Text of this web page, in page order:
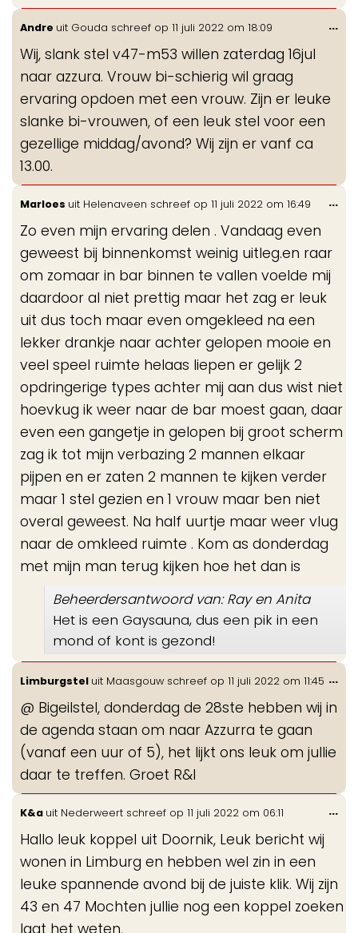
Andre uit Gouda schreef op 11 juli 2022 om 18:09
Wij, slank stel v47-m53 willen zaterdag 16jul
naar azzura. Vrouw bi-schierig wil graag
ervaring opdoen met een vrouw. Zijn er leuke
slanke bi-vrouwen, of een leuk stel voor een
gezellige middag/avond? Wij zijn er vanf ca
13.00.
...
Marloes uit Helenaveen schreef op 11 juli 2022 om 16:49
Zo even mijn ervaring delen . Vandaag even
geweest bij binnenkomst weinig uitleg.en raar
om zomaar in bar binnen te vallen voelde mij
daardoor al niet prettig maar het zag er leuk
uit dus toch maar even omgekleed na een
lekker drankje naar achter gelopen mooie en
veel speel ruimte helaas liepen er gelijk 2
opdringerige types achter mij aan dus wist niet
hoevkug ik weer naar de bar moest gaan, daar
even een gangetje in gelopen bij groot scherm
zag ik tot mijn verbazing 2 mannen elkaar
pijpen en er zaten 2 mannen te kijken verder
maar 1 stel gezien en 1 vrouw maar ben niet
overal geweest. Na half uurtje maar weer vlug
naar de omkleed ruimte . Kom as donderdag
met mijn man terug kijken hoe het dan is
Beheerdersantwoord van: Ray en Anita
Het is een Gaysauna, dus een pik in een
mond of kont is gezond!
...
Limburgstel uit Maasgouw schreef op 11 juli 2022 om 11:45
@ Bigeilstel, donderdag de 28ste hebben wij in
de agenda staan om naar Azzurra te gaan
(vanaf een uur of 5), het lijkt ons leuk om jullie
daar te treffen. Groet R&I
...
K&a uit Nederweert schreef op 11 juli 2022 om 06:11
Hallo leuk koppel uit Doornik, Leuk bericht wij
wonen in Limburg en hebben wel zin in een
leuke spannende avond bij de juiste klik. Wij zijn
43 en 47 Mochten jullie nog een koppel zoeken
laat het weten.
...